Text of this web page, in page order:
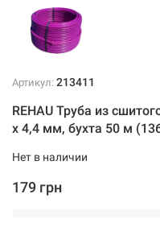
Артикул: 213411
REHAU Труба из
x 4,4 мм, бухта 50 м
Нет в наличии
179 грн